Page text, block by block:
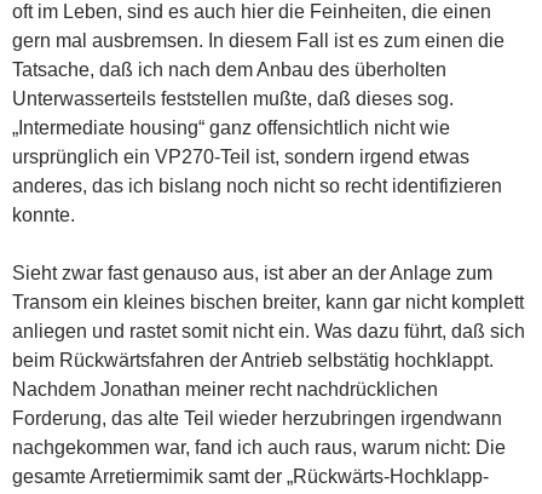
oft im Leben, sind es auch hier die Feinheiten, die einen
gern mal ausbremsen. In diesem Fall ist es zum einen die
Tatsache, daß ich nach dem Anbau des überholten
Unterwasserteils feststellen mußte, daß dieses sog.
„Intermediate housing“ ganz offensichtlich nicht wie
ursprünglich ein VP270-Teil ist, sondern irgend etwas
anderes, das ich bislang noch nicht so recht identifizieren
konnte.
Sieht zwar fast genauso aus, ist aber an der Anlage zum
Transom ein kleines bischen breiter, kann gar nicht komplett
anliegen und rastet somit nicht ein. Was dazu führt, daß sich
beim Rückwärtsfahren der Antrieb selbstätig hochklappt.
Nachdem Jonathan meiner recht nachdrücklichen
Forderung, das alte Teil wieder herzubringen irgendwann
nachgekommen war, fand ich auch raus, warum nicht: Die
gesamte Arretiermimik samt der „Rückwärts-Hochklapp-